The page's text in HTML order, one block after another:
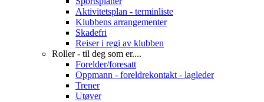
Aktivitetsplan - terminliste
Klubbens arrangementer
Skadefri
Reiser i regi av klubben
Roller - til deg som er....
Forelder/foresatt
Oppmann - foreldrekontakt - lagleder
Trener
Utøver